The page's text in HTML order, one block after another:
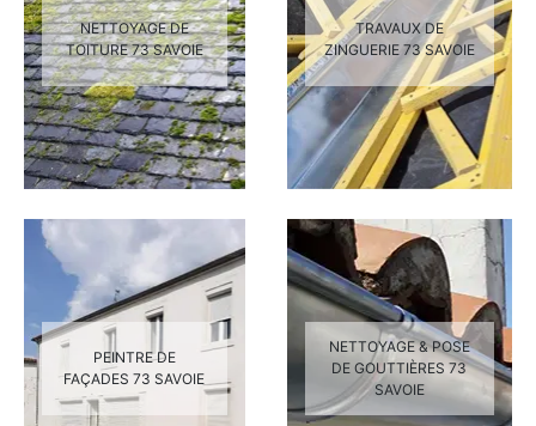
NETTOYAGE DE
TOITURE 73 SAVOIE
TRAVAUX DE
ZINGUERIE 73 SAVOIE
PEINTRE DE
FAÇADES 73 SAVOIE
NETTOYAGE & POSE
DE GOUTTIÈRES 73
SAVOIE